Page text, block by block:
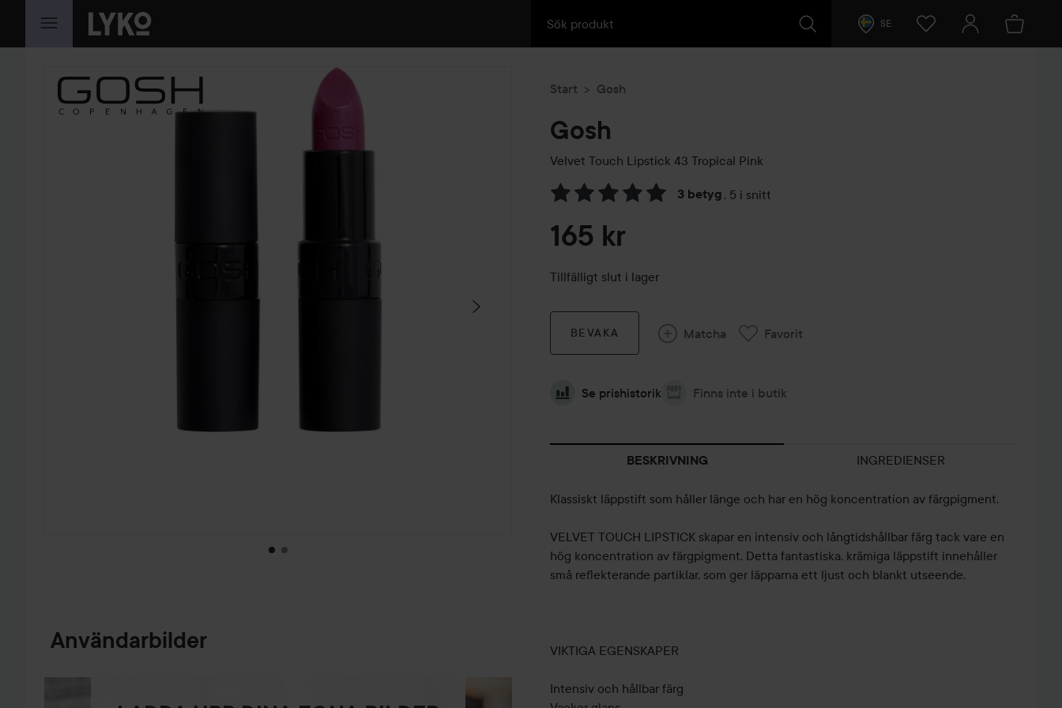
HOPPA TILL INNEHÅLLET SE
HOPPA ÖVER SEKTIONEN
Användarbilder
Start Gosh
Gosh
Velvet Touch Lipstick 43 Tropical Pink
3 betyg , 5 i snitt
Hoppa till Betyg & kommentarer
165 kr
Tillfälligt slut i lager
BEVAKA Matcha Favorit
Se prishistorik Finns inte i butik
BESKRIVNING INGREDIENSER
Klassiskt läppstift som håller länge och har en hög koncentration av färgpigment.
VELVET TOUCH LIPSTICK skapar en intensiv och långtidshållbar färg tack vare en
hög koncentration av färgpigment. Detta fantastiska, krämiga läppstift innehåller
små reflekterande partiklar, som ger läpparna ett ljust och blankt utseende.
VIKTIGA EGENSKAPER
Intensiv och hållbar färg